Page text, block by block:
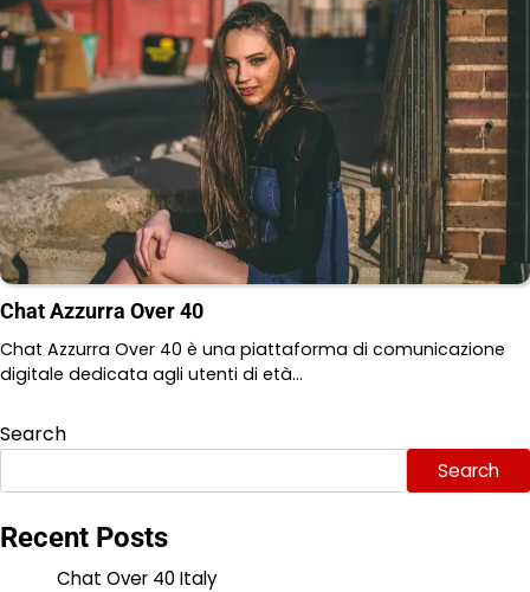
Chat Azzurra Over 40
Chat Azzurra Over 40 è una piattaforma di comunicazione
digitale dedicata agli utenti di età…
Search
Search
Recent Posts
Chat Over 40 Italy